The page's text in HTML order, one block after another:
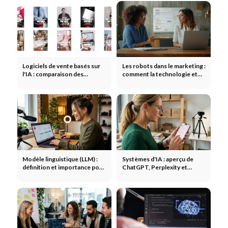
Logiciels de vente basés sur
l'IA : comparaison des
investissement
Les robots dans le marketing :
comment la technologie et
Modèle linguistique (LLM) :
définition et importance pour
géographique (GEO)
Systèmes d'IA : aperçu de
ChatGPT, Perplexity et